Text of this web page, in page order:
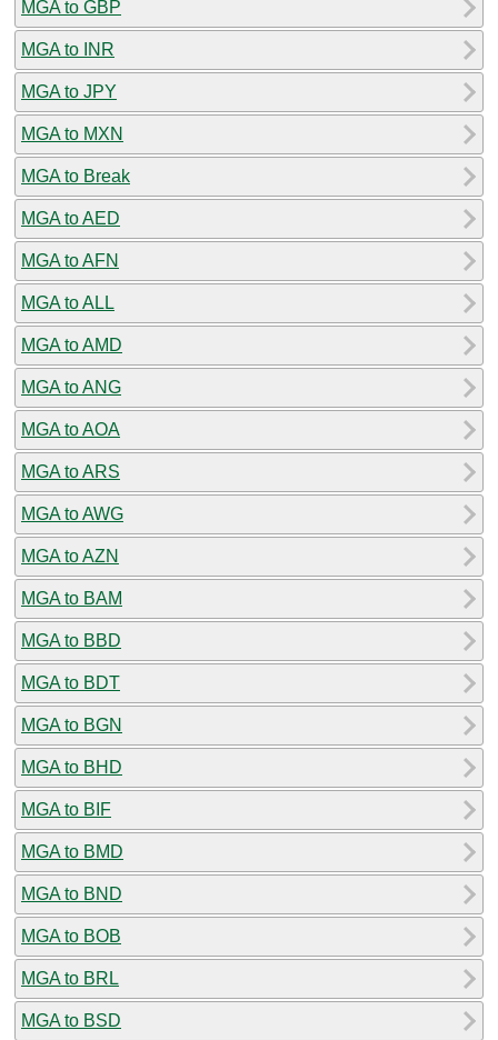
MGA to GBP
MGA to INR
MGA to JPY
MGA to MXN
MGA to Break
MGA to AED
MGA to AFN
MGA to ALL
MGA to AMD
MGA to ANG
MGA to AOA
MGA to ARS
MGA to AWG
MGA to AZN
MGA to BAM
MGA to BBD
MGA to BDT
MGA to BGN
MGA to BHD
MGA to BIF
MGA to BMD
MGA to BND
MGA to BOB
MGA to BRL
MGA to BSD